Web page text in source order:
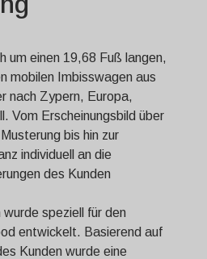
um einen 19,68 Fuß langen,
mobilen Imbisswagen aus
nach Zypern, Europa,
Vom Erscheinungsbild über
bis hin zur
individuell an die
des Kunden
speziell für den
entwickelt. Basierend auf
Kunden wurde eine